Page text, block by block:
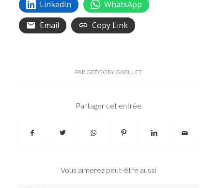
LinkedIn
WhatsApp
Email
Copy Link
PAR GRÉGORY GABILLET
Partager cet entrée
Vous aimerez peut-être aussi